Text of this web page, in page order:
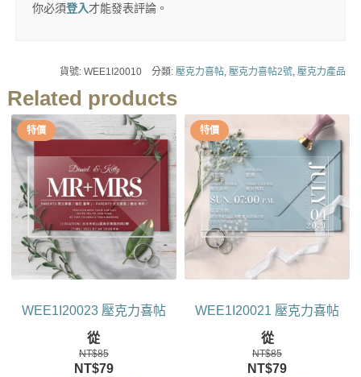
你必須登入才能發表評論。
貨號:WEE1I20010 分類:壓克力喜帖 ,壓克力喜帖2號 ,壓克力產品
Related products
特價
WEE1I20023 壓克力喜帖
從
NT$85
原
NT$79目
特價
WEE1I20021 壓克力喜帖
從
NT$85
原
NT$79目